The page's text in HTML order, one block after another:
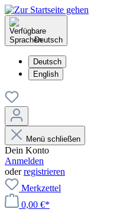
Deutsch
Deutsch
English
Menü schließen
Dein Konto
Anmelden
oderregistrieren
Merkzettel
0,00 €*